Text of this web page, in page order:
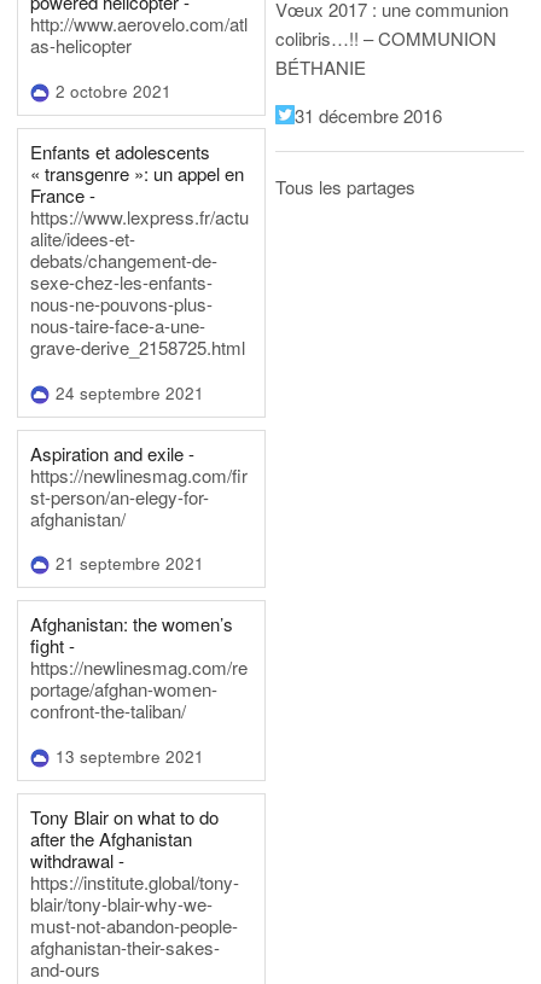
http://www.aerovelo.com/atl
as-helicopter
2 octobre 2021
Enfants et adolescents
« transgenre »: un appel en
France -
https://www.lexpress.fr/actu
alite/idees-et-
debats/changement-de-
sexe-chez-les-enfants-
nous-ne-pouvons-plus-
nous-taire-face-a-une-
grave-derive_2158725.html
24 septembre 2021
Aspiration and exile -
https://newlinesmag.com/fir
st-person/an-elegy-for-
afghanistan/
21 septembre 2021
Afghanistan: the women’s
fight -
https://newlinesmag.com/re
portage/afghan-women-
confront-the-taliban/
13 septembre 2021
Tony Blair on what to do
after the Afghanistan
withdrawal -
https://institute.global/tony-
blair/tony-blair-why-we-
must-not-abandon-people-
afghanistan-their-sakes-
and-ours
Vœux 2017 : une communion
colibris…!! – COMMUNION
BÉTHANIE
31 décembre 2016
Tous les partages